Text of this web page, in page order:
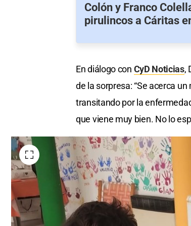
Colón y Franco
pirulincos a Cáritas
En diálogo con CyD Noticias,
de la sorpresa: “Se acerca
transitando por la
que viene muy bien. No lo